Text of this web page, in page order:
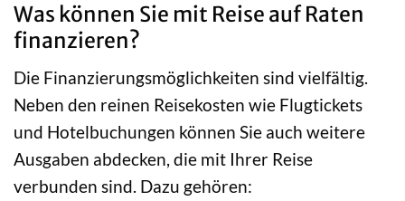
Was können Sie mit Reise auf Raten
finanzieren?
Die Finanzierungsmöglichkeiten sind vielfältig.
Neben den reinen Reisekosten wie Flugtickets
und Hotelbuchungen können Sie auch weitere
Ausgaben abdecken, die mit Ihrer Reise
verbunden sind. Dazu gehören: